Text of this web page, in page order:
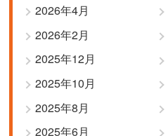
2026年4月
2026年2月
2025年12月
2025年10月
2025年8月
2025年6月